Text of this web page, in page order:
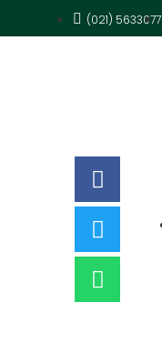
(021) 5633077